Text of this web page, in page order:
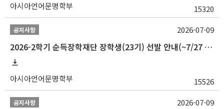
아시아언어문명학부 15320
공지사항
2026-2학기 순득장학재단 장학생(23기) 선발 안내(~7/27 10:00)
아시아언어문명학부 15526
2026-07-09
공지사항 2026-07-09